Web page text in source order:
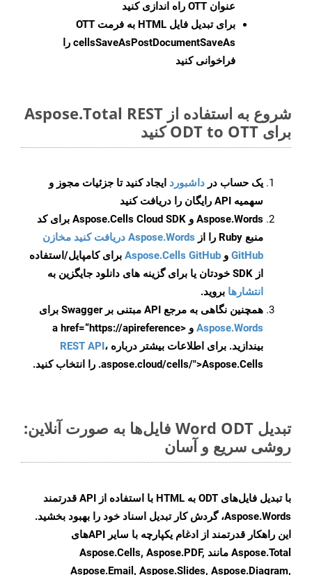
عنوان OTT راه اندازی کنید
برای تبدیل فایل HTML به فرمت
OTT
cellsSaveAsPostDocumentSaveAs را
فراخوانی کنید
شروع به استفاده از Aspose.Total REST
برای ODT to OTT کنید
یک حساب در داشبورد ایجاد کنید تا جزئیات مجوز و
سهمیه API رایگان را دریافت کنید
Aspose.Words و Aspose.Cells Cloud SDK برای کد
منبع Ruby را از
Aspose.Words دریافت کنید مخازن
GitHub و Aspose.Cells GitHub برای کامپایل/استفاده
از SDK خودتان یا برای گزینه های دانلود جایگزین به
انتشارها بروید.
همچنین نگاهی به مرجع API مبتنی بر Swagger برای
Aspose.Words
و <a href=“https://apireference
بیندازید. برای اطلاعات بیشتر درباره REST API،
.aspose.cloud/cells/">Aspose.Cells را انتخاب کنید.
تبدیل Word ODT فایل‌ها به صورت آنلاین:
روشی سریع و آسان
با تبدیل فایل‌های ODT به HTML با استفاده از API قدرتمند
Aspose.Words، گردش کار تبدیل اسناد خود را بهبود بخشید.
این راهکار قدرتمند از ادغام یکپارچه با سایر APIهای
Aspose.Total مانند Aspose.Cells, Aspose.PDF,
Aspose.Email, Aspose.Slides, Aspose.Diagram,